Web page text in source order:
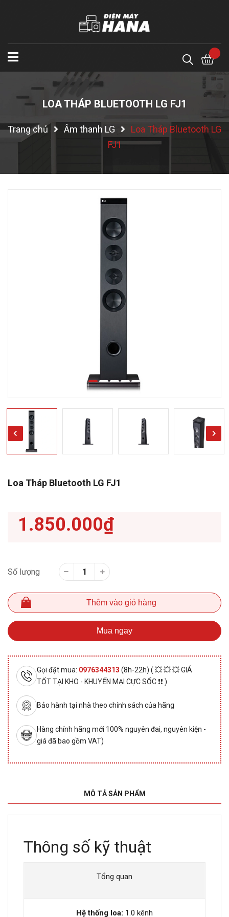
LOA THÁP BLUETOOTH LG FJ1
Trang chủ Âm thanh LG
Loa Tháp Bluetooth LG
FJ1
Loa Tháp Bluetooth LG FJ1
1.850.000₫
Số lượng
Thêm vào giỏ hàng
Mua ngay
Gọi đặt mua: 0976344313 (8h-22h) ( 💥 💥 💥 GIÁ
TỐT TẠI KHO - KHUYẾN MẠI CỰC SỐC ❗❗ )
Bảo hành tại nhà theo chính sách của hãng
Hàng chính hãng mới 100% nguyên đai, nguyên kiện -
giá đã bao gồm VAT)
MÔ TẢ SẢN PHẨM
Thông số kỹ thuật
Tổng quan
Hệ thống loa: 1.0 kênh